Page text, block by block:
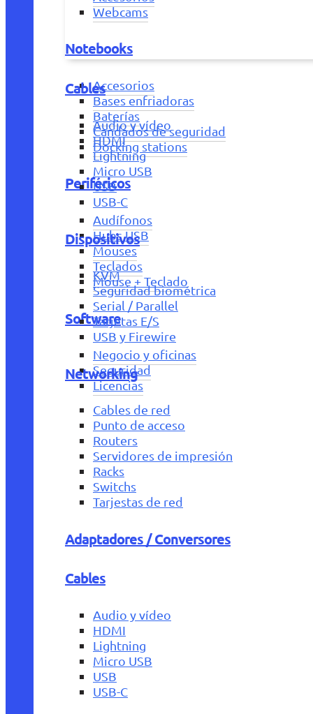
Webcams
Notebooks
Accesorios
Bases enfriadoras
Baterías
Candados de seguridad
Docking stations
Periféricos
Audífonos
Hubs USB
Mouses
Teclados
Mouse + Teclado
Software
Negocio y oficinas
Seguridad
Licencias
Cables
Audio y vídeo
HDMI
Lightning
Micro USB
USB
USB-C
Dispositivos
KVM
Seguridad biométrica
Serial / Parallel
Tarjetas E/S
USB y Firewire
Networking
Cables de red
Punto de acceso
Routers
Servidores de impresión
Racks
Switchs
Tarjestas de red
Adaptadores / Conversores
Cables
Audio y vídeo
HDMI
Lightning
Micro USB
USB
USB-C